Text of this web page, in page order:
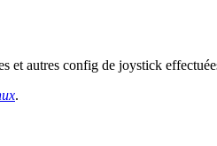
et autres config de joystick
.